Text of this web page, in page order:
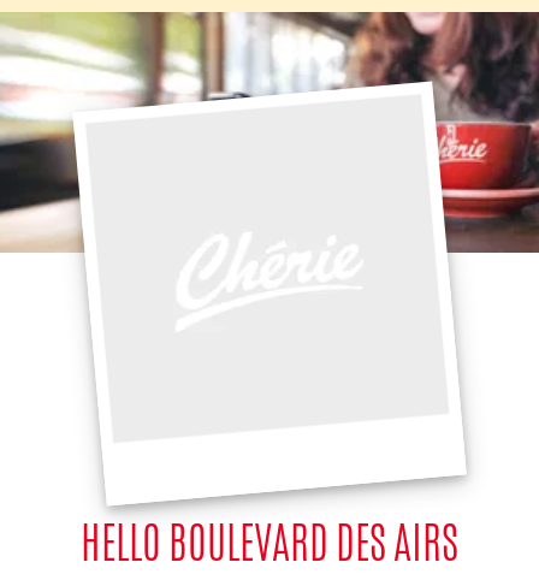
HELLO BOULEVARD DES AIRS